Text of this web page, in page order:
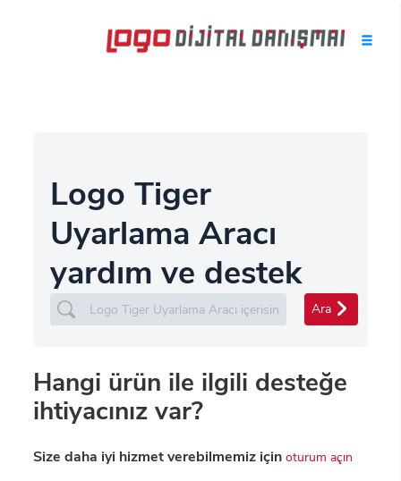
Logo Tiger
Uyarlama Aracı
yardım ve destek
Ara
Hangi ürün ile ilgili desteğe
ihtiyacınız var?
Size daha iyi hizmet verebilmemiz içinoturum açın